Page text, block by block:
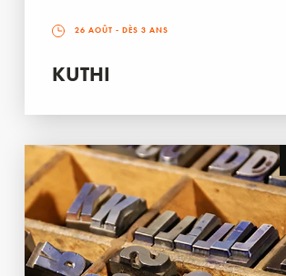
26 AOÛT - DÈS 3 ANS
KUTHI